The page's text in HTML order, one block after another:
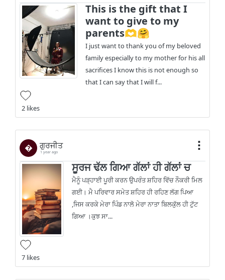
This is the gift that I
want to give to my
parents🫶🤗
I just want to thank you of my beloved
family especially to my mother for his all
sacrifices I know this is not enough so
that I can say that I will f...
2 likes
� ਗੁਰਜੀਤ
1 year ago
ਸੂਰਜ ਢੱਲ ਗਿਆ ਗੱਲਾਂ ਹੀ ਗੱਲਾਂ ਚ
ਮੈਨੂੰ ਪੜ੍ਹਾਈ ਪੂਰੀ ਕਰਨ ਉਪਰੰਤ ਸ਼ਹਿਰ ਵਿੱਚ ਨੌਕਰੀ ਮਿਲ
ਗਈ। ਮੈ ਪਰਿਵਾਰ ਸਮੇਤ ਸ਼ਹਿਰ ਹੀ ਰਹਿਣ ਲੱਗ ਪਿਆ
,ਜਿਸ ਕਰਕੇ ਮੇਰਾ ਪਿੰਡ ਨਾਲੋ ਮੇਰਾ ਨਾਤਾ ਬਿਲਕੁੱਲ ਹੀ ਟੁੱਟ
ਗਿਆ ।ਕੁਝ ਸਾ...
7 likes